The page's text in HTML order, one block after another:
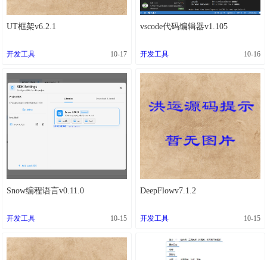
UT框架v6.2.1
开发工具 10-17
vscode代码编辑器v1.105
开发工具 10-16
Snow编程语言v0.11.0
开发工具 10-15
DeepFlowv7.1.2
开发工具 10-15